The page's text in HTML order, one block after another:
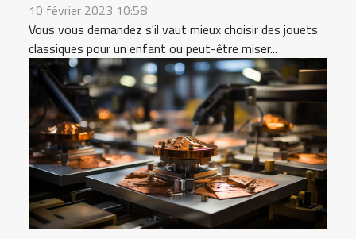
10 février 2023 10:58
Vous vous demandez s'il vaut mieux choisir des jouets
classiques pour un enfant ou peut-être miser...